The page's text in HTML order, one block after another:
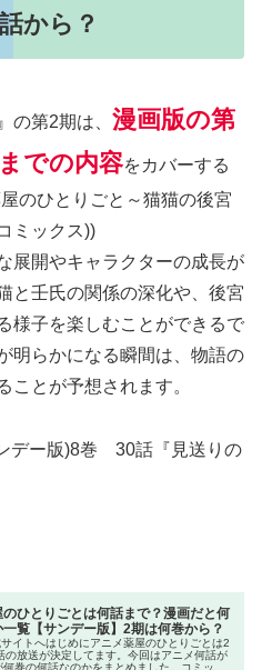
から？
の第2期は、 漫画版の第
での内容をカバーする
のひとりごと～猫猫の後宮
ミックス))
展開やキャラクターの成長が
と壬氏の関係の深化や、後宮
様子を楽しむことができるで
明らかになる瞬間は、物語の
ことが予想されます。
デー版)8巻 30話『見送りの
のひとりごとは何話まで？漫画だと何
覧【サンデー版】2期は何巻から？
イトへはじめにアニメ薬屋のひとりごとは2
の放送が決定してます。今回はアニメ何話が
巻の何話なのかをまとめました。コミック